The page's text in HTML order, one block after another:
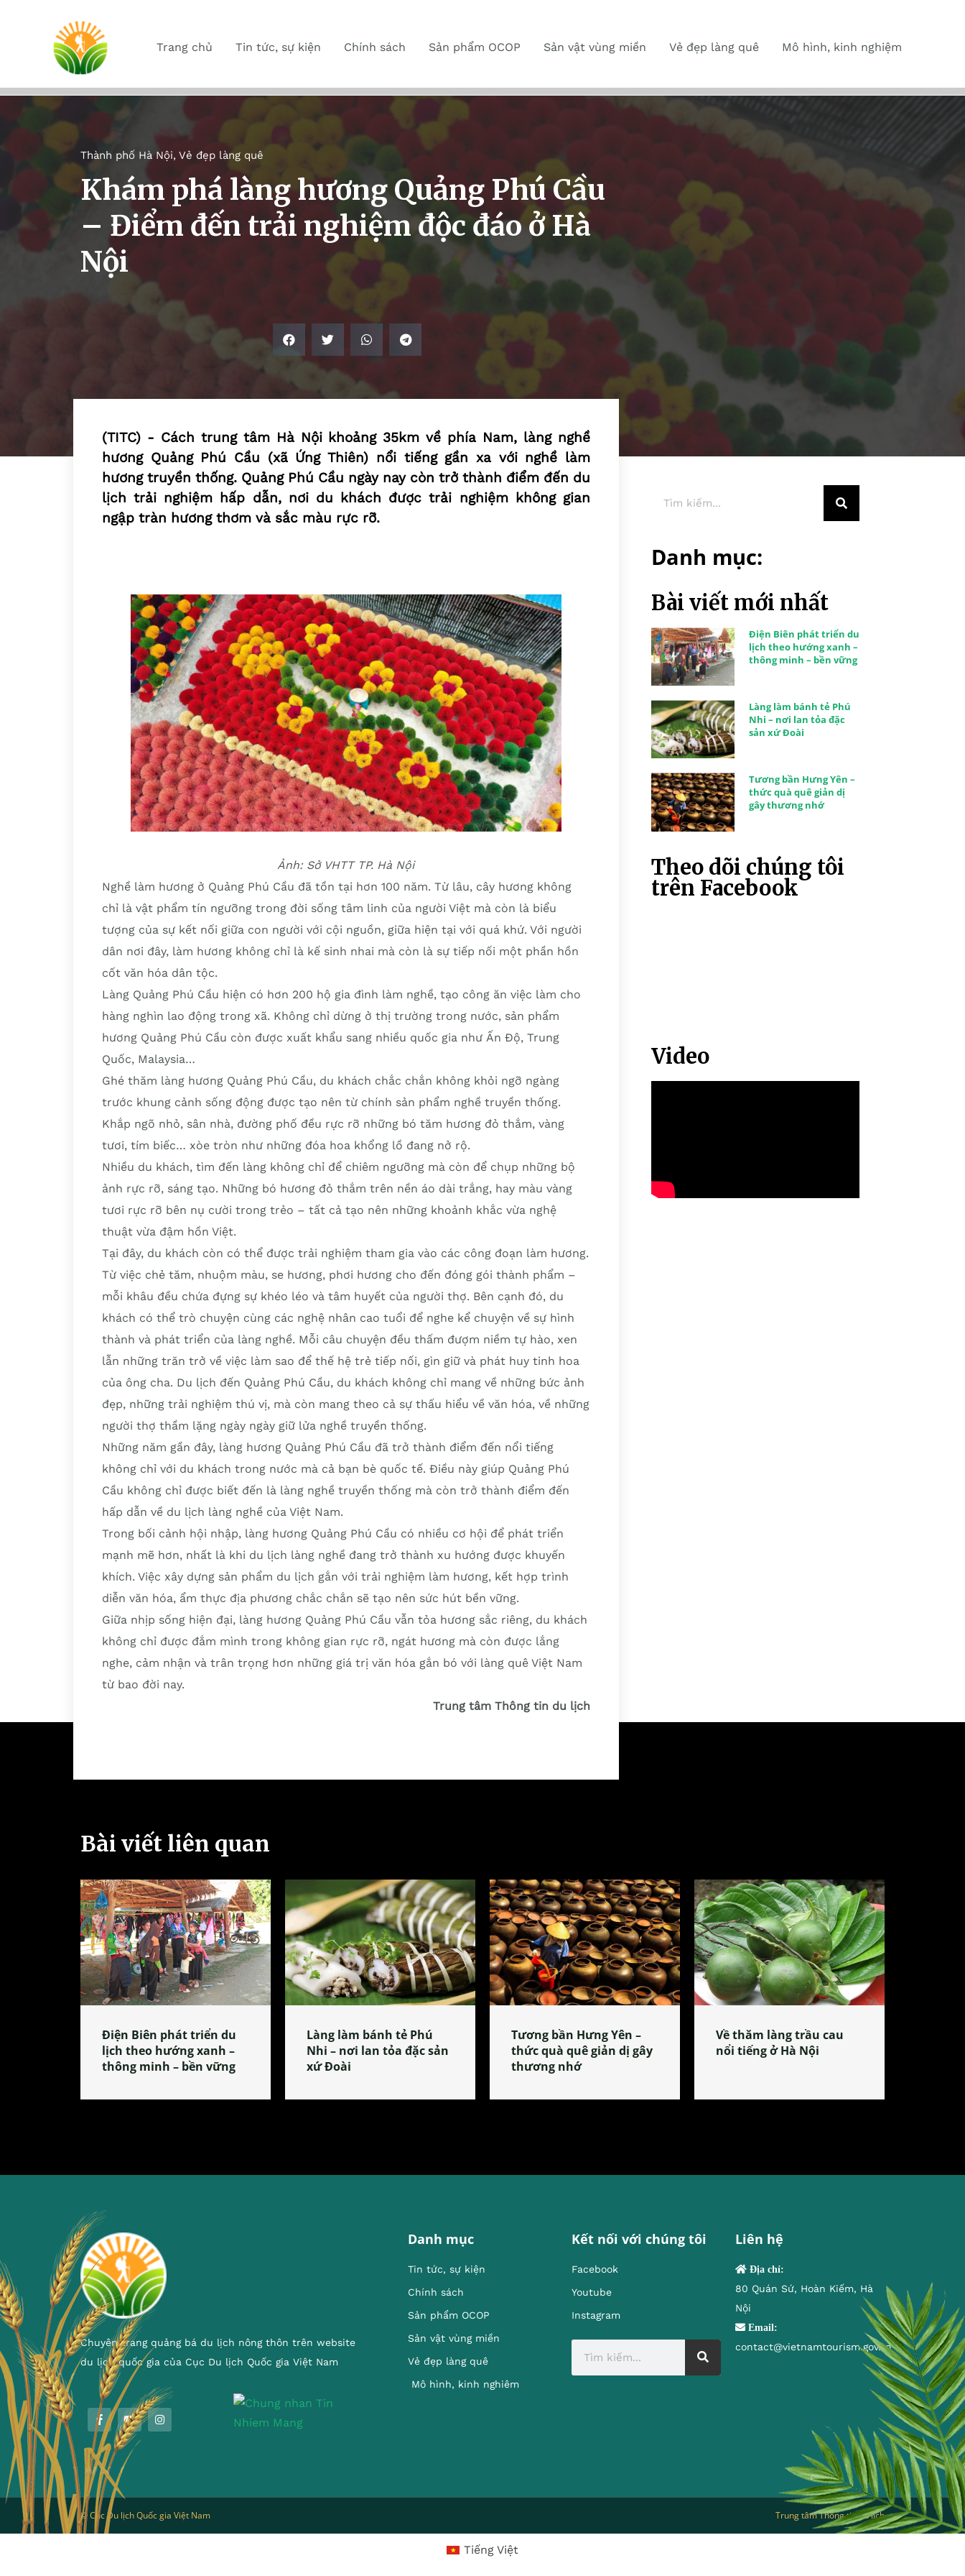
Trang chủ Tin tức, sự kiện Chính sách Sản phẩm OCOP Sản vật vùng miền Vẻ đẹp làng quê Mô hình, kinh nghiệm
Thành phố Hà Nội, Vẻ đẹp làng quê
Khám phá làng hương Quảng Phú Cầu
– Điểm đến trải nghiệm độc đáo ở Hà
Nội
(TITC) - Cách trung tâm Hà Nội khoảng 35km về phía Nam, làng nghề
hương Quảng Phú Cầu (xã Ứng Thiên) nổi tiếng gần xa với nghề làm
hương truyền thống. Quảng Phú Cầu ngày nay còn trở thành điểm đến du
lịch trải nghiệm hấp dẫn, nơi du khách được trải nghiệm không gian
ngập tràn hương thơm và sắc màu rực rỡ.
Ảnh: Sở VHTT TP. Hà Nội
Nghề làm hương ở Quảng Phú Cầu đã tồn tại hơn 100 năm. Từ lâu, cây hương không
chỉ là vật phẩm tín ngưỡng trong đời sống tâm linh của người Việt mà còn là biểu
tượng của sự kết nối giữa con người với cội nguồn, giữa hiện tại với quá khứ. Với người
dân nơi đây, làm hương không chỉ là kế sinh nhai mà còn là sự tiếp nối một phần hồn
cốt văn hóa dân tộc.
Làng Quảng Phú Cầu hiện có hơn 200 hộ gia đình làm nghề, tạo công ăn việc làm cho
hàng nghìn lao động trong xã. Không chỉ dừng ở thị trường trong nước, sản phẩm
hương Quảng Phú Cầu còn được xuất khẩu sang nhiều quốc gia như Ấn Độ, Trung
Quốc, Malaysia…
Ghé thăm làng hương Quảng Phú Cầu, du khách chắc chắn không khỏi ngỡ ngàng
trước khung cảnh sống động được tạo nên từ chính sản phẩm nghề truyền thống.
Khắp ngõ nhỏ, sân nhà, đường phố đều rực rỡ những bó tăm hương đỏ thắm, vàng
tươi, tím biếc… xòe tròn như những đóa hoa khổng lồ đang nở rộ.
Nhiều du khách, tìm đến làng không chỉ để chiêm ngưỡng mà còn để chụp những bộ
ảnh rực rỡ, sáng tạo. Những bó hương đỏ thắm trên nền áo dài trắng, hay màu vàng
tươi rực rỡ bên nụ cười trong trẻo – tất cả tạo nên những khoảnh khắc vừa nghệ
thuật vừa đậm hồn Việt.
Tại đây, du khách còn có thể được trải nghiệm tham gia vào các công đoạn làm hương.
Từ việc chẻ tăm, nhuộm màu, se hương, phơi hương cho đến đóng gói thành phẩm –
mỗi khâu đều chứa đựng sự khéo léo và tâm huyết của người thợ. Bên cạnh đó, du
khách có thể trò chuyện cùng các nghệ nhân cao tuổi để nghe kể chuyện về sự hình
thành và phát triển của làng nghề. Mỗi câu chuyện đều thấm đượm niềm tự hào, xen
lẫn những trăn trở về việc làm sao để thế hệ trẻ tiếp nối, gìn giữ và phát huy tinh hoa
của ông cha. Du lịch đến Quảng Phú Cầu, du khách không chỉ mang về những bức ảnh
đẹp, những trải nghiệm thú vị, mà còn mang theo cả sự thấu hiểu về văn hóa, về những
người thợ thầm lặng ngày ngày giữ lửa nghề truyền thống.
Những năm gần đây, làng hương Quảng Phú Cầu đã trở thành điểm đến nổi tiếng
không chỉ với du khách trong nước mà cả bạn bè quốc tế. Điều này giúp Quảng Phú
Cầu không chỉ được biết đến là làng nghề truyền thống mà còn trở thành điểm đến
hấp dẫn về du lịch làng nghề của Việt Nam.
Trong bối cảnh hội nhập, làng hương Quảng Phú Cầu có nhiều cơ hội để phát triển
mạnh mẽ hơn, nhất là khi du lịch làng nghề đang trở thành xu hướng được khuyến
khích. Việc xây dựng sản phẩm du lịch gắn với trải nghiệm làm hương, kết hợp trình
diễn văn hóa, ẩm thực địa phương chắc chắn sẽ tạo nên sức hút bền vững.
Giữa nhịp sống hiện đại, làng hương Quảng Phú Cầu vẫn tỏa hương sắc riêng, du khách
không chỉ được đắm mình trong không gian rực rỡ, ngát hương mà còn được lắng
nghe, cảm nhận và trân trọng hơn những giá trị văn hóa gắn bó với làng quê Việt Nam
từ bao đời nay.
Trung tâm Thông tin du lịch
Danh mục:
Bài viết mới nhất
Điện Biên phát triển du
lịch theo hướng xanh –
thông minh – bền vững
Làng làm bánh tẻ Phú
Nhi – nơi lan tỏa đặc
sản xứ Đoài
Tương bần Hưng Yên –
thức quà quê giản dị
gây thương nhớ
Theo dõi chúng tôi
trên Facebook
Video
Bài viết liên quan
Điện Biên phát triển du
lịch theo hướng xanh –
thông minh – bền vững
Làng làm bánh tẻ Phú
Nhi – nơi lan tỏa đặc sản
xứ Đoài
Tương bần Hưng Yên –
thức quà quê giản dị gây
thương nhớ
Về thăm làng trầu cau
nổi tiếng ở Hà Nội
Chuyên trang quảng bá du lịch nông thôn trên website
du lịch quốc gia của Cục Du lịch Quốc gia Việt Nam
Danh mục
Tin tức, sự kiện
Chính sách
Sản phẩm OCOP
Sản vật vùng miền
Vẻ đẹp làng quê
Mô hình, kinh nghiêm
Kết nối với chúng tôi
Facebook
Youtube
Instagram
Liên hệ
Địa chỉ:
80 Quán Sứ, Hoàn Kiếm, Hà
Nội
Email:
contact@vietnamtourism.gov.vn
© Cục Du lịch Quốc gia Việt Nam Trung tâm Thông tin du lịch
Tiếng Việt